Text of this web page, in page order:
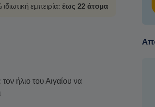
ιδιωτική εμπειρία: έως 22 άτομα
ήλιο του Αιγαίου να